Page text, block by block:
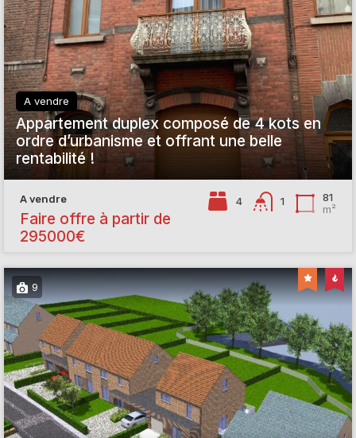
A vendre
Appartement duplex composé de 4 kots en
ordre d’urbanisme et offrant une belle
rentabilité !
A vendre
Faire offre à partir de
295000€
4 1
81
m²
9